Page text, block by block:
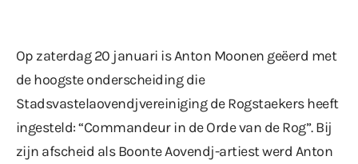
Op zaterdag 20 januari is Anton Moonen geëerd met
de hoogste onderscheiding die
Stadsvastelaovendjvereiniging de Rogstaekers heeft
ingesteld: “Commandeur in de Orde van de Rog”. Bij
zijn afscheid als Boonte Aovendj-artiest werd Anton